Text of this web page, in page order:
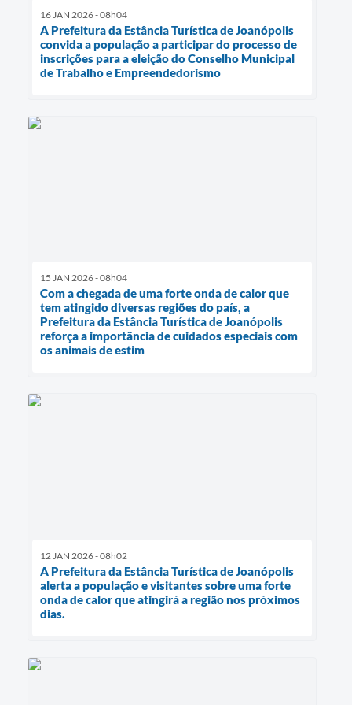
16 JAN 2026 - 08h04
A Prefeitura da Estância Turística de Joanópolis
convida a população a participar do processo de
inscrições para a eleição do Conselho Municipal
de Trabalho e Empreendedorismo
15 JAN 2026 - 08h04
Com a chegada de uma forte onda de calor que
tem atingido diversas regiões do país, a
Prefeitura da Estância Turística de Joanópolis
reforça a importância de cuidados especiais com
os animais de estim
12 JAN 2026 - 08h02
A Prefeitura da Estância Turística de Joanópolis
alerta a população e visitantes sobre uma forte
onda de calor que atingirá a região nos próximos
dias.